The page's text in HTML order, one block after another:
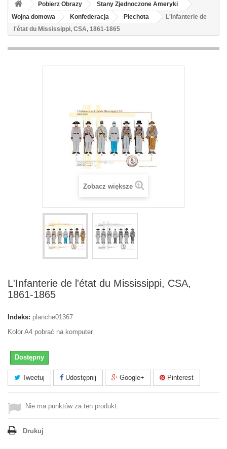
Pobierz Obrazy
Stany Zjednoczone Ameryki
Wojna domowa
Konfederacja Piechota
L'Infanterie de
l'état du Mississippi, CSA, 1861-1865
Zobacz większe
L'Infanterie de l'état du Mississippi, CSA,
1861-1865
Indeks: planche01367
Kolor A4 pobrać na komputer.
Dostępny
Tweetuj Udostępnij Google+ Pinterest
Nie ma punktów za ten produkt.
Drukuj